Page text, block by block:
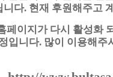
니다. 현재 후원해주고
페이지가 다시 활성화
입니다. 많이 이용해주